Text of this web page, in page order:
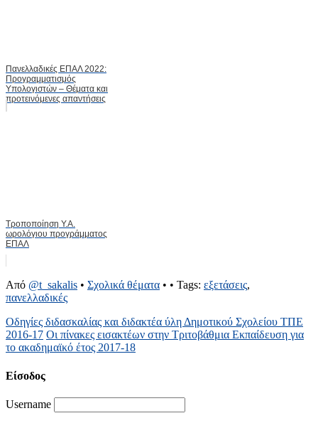
Πανελλαδικές ΕΠΑΛ 2022:
Προγραμματισμός
Υπολογιστών – Θέματα και
προτεινόμενες απαντήσεις
Τροποποίηση Υ.Α.
ωρολόγιου προγράμματος
ΕΠΑΛ
Από @t_sakalis • Σχολικά θέματα • • Tags: εξετάσεις,
πανελλαδικές
Οδηγίες διδασκαλίας και διδακτέα ύλη Δημοτικού Σχολείου ΤΠΕ
2016-17 Οι πίνακες εισακτέων στην Τριτοβάθμια Εκπαίδευση για
το ακαδημαϊκό έτος 2017-18
Είσοδος
Username